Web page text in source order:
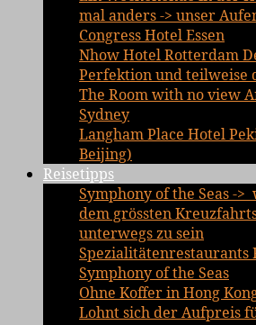
mal anders -> unser
Congress Hotel Essen
Nhow Hotel Rotterdam
Perfektion und teilweise
The Room with no view
Sydney
Langham Place Hotel
Beijing)
Reisetipps
Symphony of the Seas -
dem grössten
unterwegs zu sein
Spezialitätenrestaurants
Symphony of the Seas
Ohne Koffer in Hong
Lohnt sich der Aufpreis